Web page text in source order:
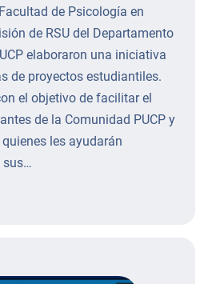
de Psicología en
de RSU del Departamento
elaboraron una iniciativa
de proyectos estudiantiles.
el objetivo de facilitar el
de la Comunidad PUCP y
les ayudarán
sus…